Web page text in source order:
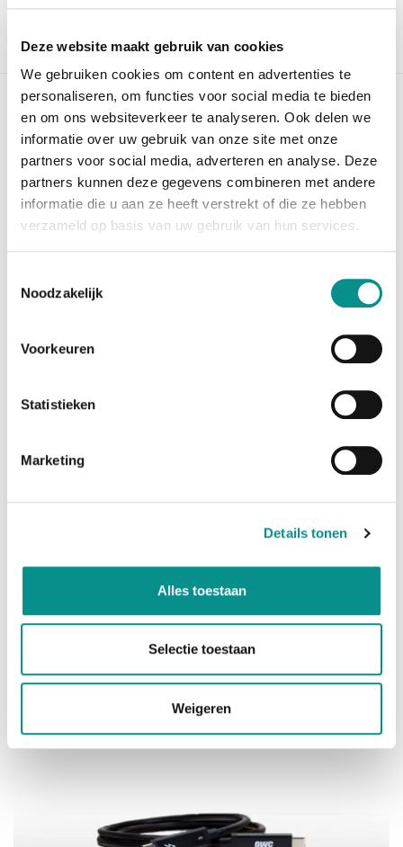
Deze website maakt gebruik van cookies
We gebruiken cookies om content en advertenties te
personaliseren, om functies voor social media te bieden
en om ons websiteverkeer te analyseren. Ook delen we
informatie over uw gebruik van onze site met onze
partners voor social media, adverteren en analyse. Deze
partners kunnen deze gegevens combineren met andere
informatie die u aan ze heeft verstrekt of die ze hebben
verzameld op basis van uw gebruik van hun services.
Noodzakelijk
Voorkeuren
Statistieken
Marketing
Details tonen
Alles toestaan
Selectie toestaan
Weigeren
SALE
Nieuwe Mac
Invoerapparaten
Externe harde schijven